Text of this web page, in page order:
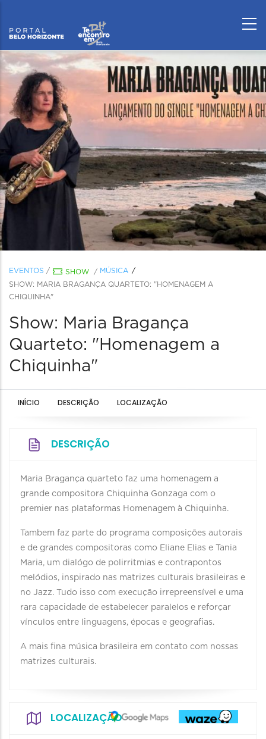
EVENTOS / SHOW / MÚSICA
SHOW: MARIA BRAGANÇA QUARTETO: "HOMENAGEM A
CHIQUINHA"
Show: Maria Bragança
Quarteto: "Homenagem a
Chiquinha"
INÍCIO DESCRIÇÃO LOCALIZAÇÃO
DESCRIÇÃO
Maria Bragança quarteto faz uma homenagem a
grande compositora Chiquinha Gonzaga com o
premier nas plataformas Homenagem à Chiquinha.
Tambem faz parte do programa composições autorais
e de grandes compositoras como Eliane Elias e Tania
Maria, um dialógo de polirritmias e contrapontos
melódios, inspirado nas matrizes culturais brasileiras e
no Jazz. Tudo isso com execução irrepreensível e uma
rara capacidade de estabelecer paralelos e reforçar
vínculos entre linguagens, épocas e geografias.
A mais fina música brasileira em contato com nossas
matrizes culturais.
LOCALIZAÇÃO